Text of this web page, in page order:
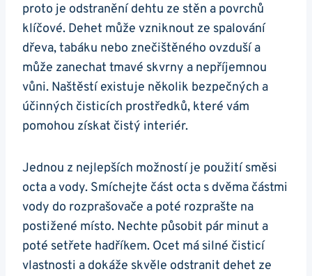
⁢proto je odstranění ‍dehtu ze stěn a ​povrchů
klíčové.⁣ Dehet může‍ vzniknout ⁣ze spalování
dřeva,⁤ tabáku nebo znečištěného ovzduší a ​
může zanechat⁣ tmavé skvrny a nepříjemnou
⁢vůni. Naštěstí existuje několik bezpečných a
účinných čisticích prostředků, které ⁢vám
pomohou získat čistý interiér.
Jednou ‌z​ nejlepších možností je ⁢použití směsi
octa‌ a vody. ‌Smíchejte část octa s ⁣dvěma⁤ částmi
vody do ‌rozprašovače a poté rozprašte na
postižené místo.⁤ Nechte působit pár minut a
poté setřete ⁢hadříkem. Ocet⁣ má ⁣silné čisticí
vlastnosti a dokáže skvěle odstranit dehet ze